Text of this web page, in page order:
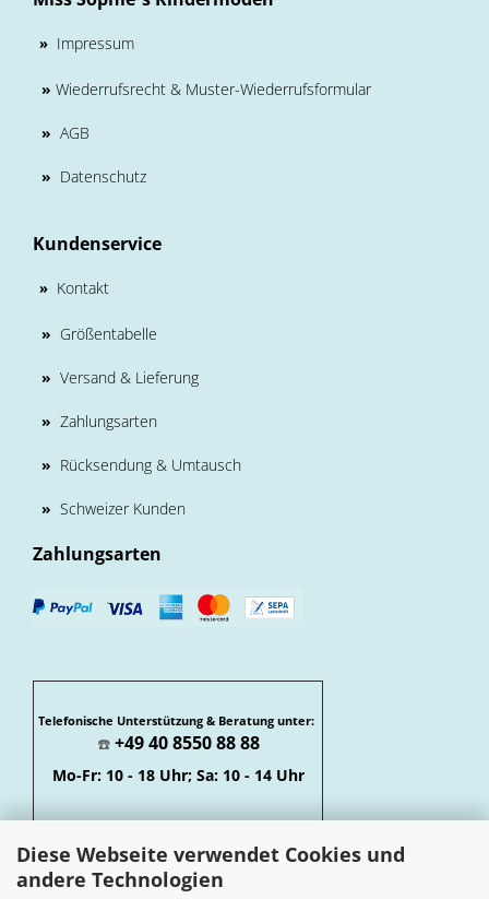
Diese Webseite verwendet Cookies und
andere Technologien
» Impressum
» Wiederrufsrecht & Muster-Wiederrufsformular
» AGB
» Datenschutz
Kundenservice
» Kontakt
» Größentabelle
» Versand & Lieferung
» Zahlungsarten
» Rücksendung & Umtausch
» Schweizer Kunden
Zahlungsarten
Telefonische Unterstützung & Beratung unter:
☎️ +49 40 8550 88 88
Mo-Fr: 10 - 18 Uhr; Sa: 10 - 14 Uhr